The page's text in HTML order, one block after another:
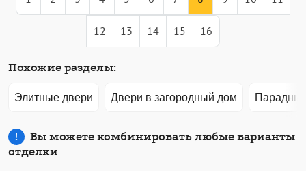
12 13 14 15 16
Похожие разделы:
Элитные двери Двери в загородный дом
Вы можете комбинировать любые варианты
отделки